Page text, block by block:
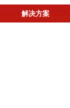
解决方案